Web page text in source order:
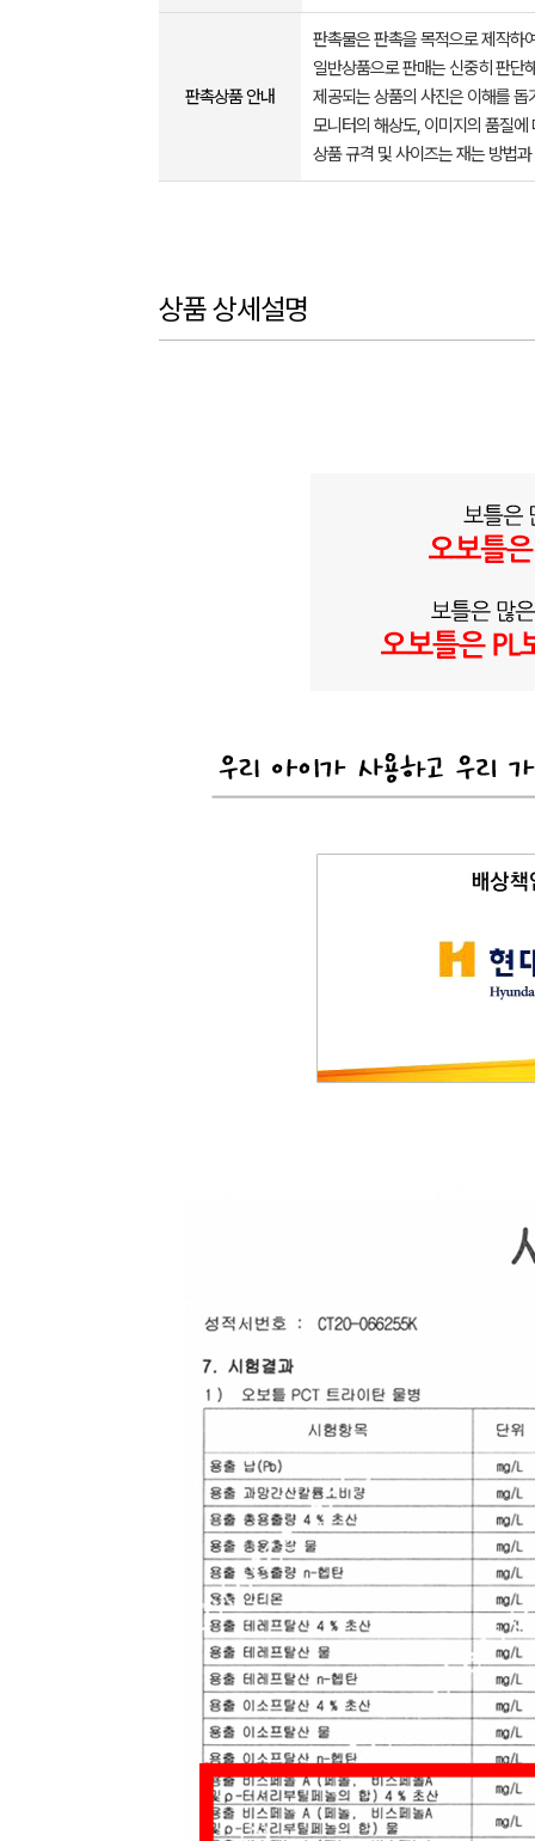
판촉상품 안내
판촉물은 판촉을 목적으로 제작하
일반상품으로 판매는 신중히 판단
제공되는 상품의 사진은 이해를
모니터의 해상도, 이미지의 품질
상품 규격 및 사이즈는 재는 방법
상품 상세설명